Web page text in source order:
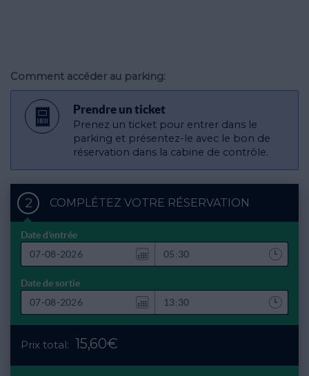
Comment accéder au parking:
Prendre un ticket
Prenez un ticket pour entrer dans le
parking et présentez-le avec le bon de
réservation dans la cabine de contrôle.
2 COMPLÉTEZ VOTRE RÉSERVATION
Date d'entrée
Date de sortie
Prix total: 15,60€